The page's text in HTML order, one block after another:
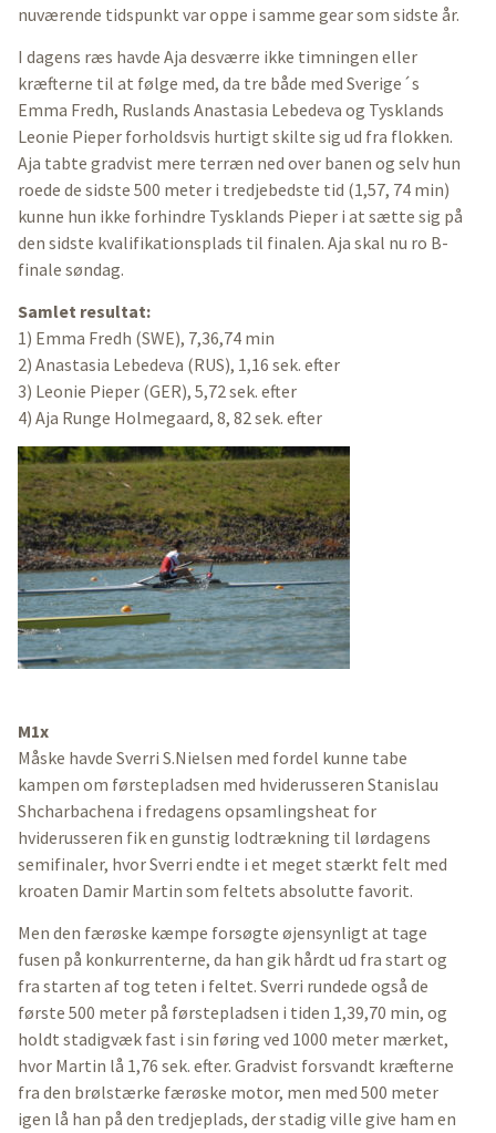
nuværende tidspunkt var oppe i samme gear som sidste år.
I dagens ræs havde Aja desværre ikke timningen eller
kræfterne til at følge med, da tre både med Sverige´s
Emma Fredh, Ruslands Anastasia Lebedeva og Tysklands
Leonie Pieper forholdsvis hurtigt skilte sig ud fra flokken.
Aja tabte gradvist mere terræn ned over banen og selv hun
roede de sidste 500 meter i tredjebedste tid (1,57, 74 min)
kunne hun ikke forhindre Tysklands Pieper i at sætte sig på
den sidste kvalifikationsplads til finalen. Aja skal nu ro B-
finale søndag.
Samlet resultat:
1) Emma Fredh (SWE), 7,36,74 min
2) Anastasia Lebedeva (RUS), 1,16 sek. efter
3) Leonie Pieper (GER), 5,72 sek. efter
4) Aja Runge Holmegaard, 8, 82 sek. efter
M1x
Måske havde Sverri S.Nielsen med fordel kunne tabe
kampen om førstepladsen med hviderusseren Stanislau
Shcharbachena i fredagens opsamlingsheat for
hviderusseren fik en gunstig lodtrækning til lørdagens
semifinaler, hvor Sverri endte i et meget stærkt felt med
kroaten Damir Martin som feltets absolutte favorit.
Men den færøske kæmpe forsøgte øjensynligt at tage
fusen på konkurrenterne, da han gik hårdt ud fra start og
fra starten af tog teten i feltet. Sverri rundede også de
første 500 meter på førstepladsen i tiden 1,39,70 min, og
holdt stadigvæk fast i sin føring ved 1000 meter mærket,
hvor Martin lå 1,76 sek. efter. Gradvist forsvandt kræfterne
fra den brølstærke færøske motor, men med 500 meter
igen lå han på den tredjeplads, der stadig ville give ham en